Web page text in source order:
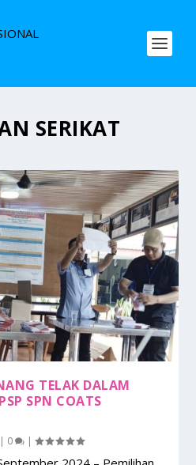
SERIKAT
TELAK DALAM
SPN COATS
| 0 |